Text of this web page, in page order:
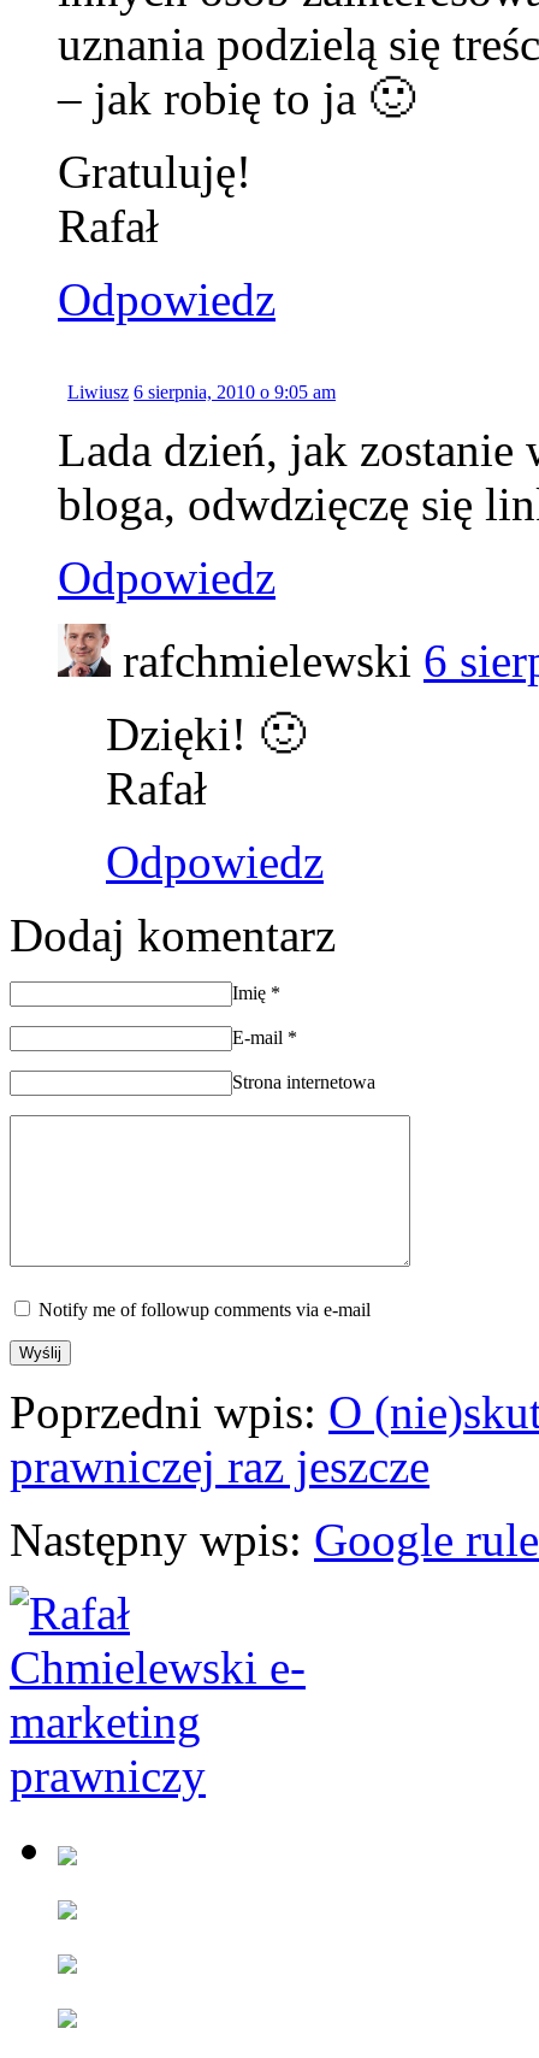
uznania podzielą się
– jak robię to ja 🙂
Gratuluję!
Rafał
Odpowiedz
Liwiusz 6 sierpnia, 2010 o 9:05 am
Lada dzień, jak zostanie
bloga, odwdzięczę się
Odpowiedz
rafchmielewski 6
Dzięki! 🙂
Rafał
Odpowiedz
Dodaj komentarz
Imię *
E-mail *
Strona internetowa
Notify me of followup comments via e-mail
Poprzedni wpis: O
prawniczej raz jeszcze
Następny wpis: Google